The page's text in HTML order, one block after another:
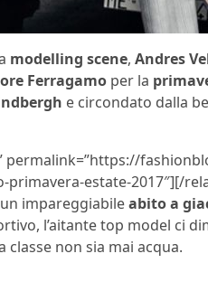
modelling scene, Andres
Ferragamo per la
e circondato dalla
permalink=”https://
primavera-estate-2017″][/
impareggiabileabito a
l’aitante top model ci
classe non sia mai acqua.